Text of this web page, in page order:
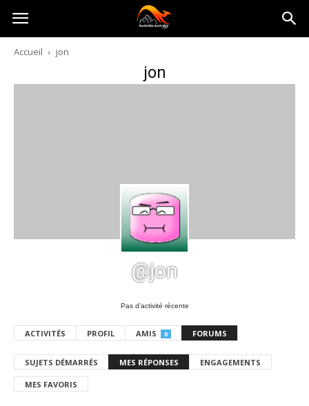
Australia-
australie.com
Accueil jon
jon
@jon
Pas d’activité récente
ACTIVITÉS PROFIL AMIS 0 FORUMS
SUJETS DÉMARRÉS MES RÉPONSES ENGAGEMENTS
MES FAVORIS